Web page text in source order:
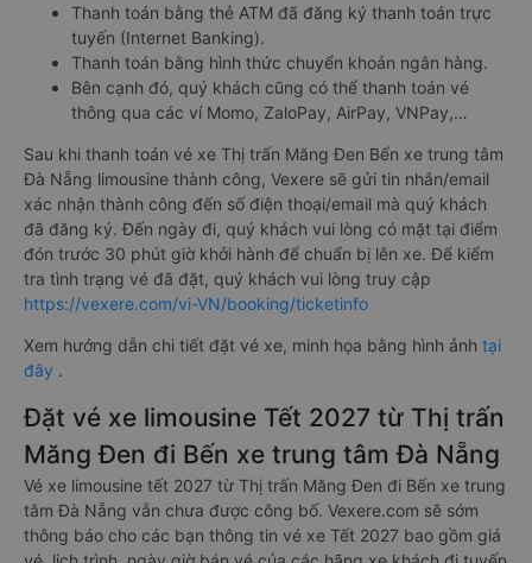
Thanh toán bằng thẻ ATM đã đăng ký thanh toán trực
tuyến (Internet Banking).
Thanh toán bằng hình thức chuyển khoản ngân hàng.
Bên cạnh đó, quý khách cũng có thể thanh toán vé
thông qua các ví Momo, ZaloPay, AirPay, VNPay,…
Sau khi thanh toán vé xe Thị trấn Măng Đen Bến xe trung tâm
Đà Nẵng limousine thành công, Vexere sẽ gửi tin nhắn/email
xác nhận thành công đến số điện thoại/email mà quý khách
đã đăng ký. Đến ngày đi, quý khách vui lòng có mặt tại điểm
đón trước 30 phút giờ khởi hành để chuẩn bị lên xe. Để kiểm
tra tình trạng vé đã đặt, quý khách vui lòng truy cập
https://vexere.com/vi-VN/booking/ticketinfo
Xem hướng dẫn chi tiết đặt vé xe, minh họa bằng hình ảnh tại
đây .
Đặt vé xe limousine Tết 2027 từ Thị trấn
Măng Đen đi Bến xe trung tâm Đà Nẵng
Vé xe limousine tết 2027 từ Thị trấn Măng Đen đi Bến xe trung
tâm Đà Nẵng vẫn chưa được công bố. Vexere.com sẽ sớm
thông báo cho các bạn thông tin vé xe Tết 2027 bao gồm giá